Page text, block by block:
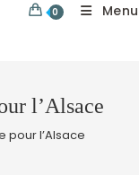
0 Menu
l’Alsace
pour l’Alsace